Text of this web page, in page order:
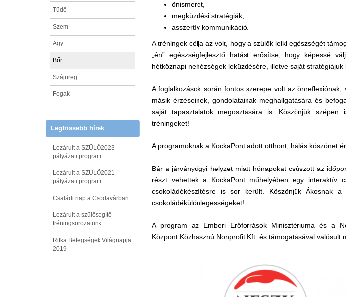
Tüdő
Szem
Agy
Bőr
Szájüreg
Fogak
Legfrissebb hírek
Lezárult a SZÜLŐ2023
pályázati program
Lezárult a SZÜLŐ2021
pályázati program
Családi nap a Csodavárban
Lezárult a szülősegítő
tréningsorozatunk
Ritka Betegségek Világnapja
2019
önismeret,
megküzdési stratégiák,
asszertív kommunikáció.
A tréningek célja az volt, hogy a szülők lelki egészségét
„én” egészségfejlesztő hatást erősítse, hogy képessé
hétköznapi nehézségek leküzdésére, illetve saját stratégiájuk
A foglalkozások során fontos szerepe volt az
másik érzéseinek, gondolatainak meghallgatására és
saját tapasztalatok megosztására is. Köszönjük
tréningeket!
A programoknak a KockaPont adott otthont, hálás köszönet
Bár a járványügyi helyzet miatt hónapokat csúszott az
részt vehettek a KockaPont műhelyében egy interaktív
csokoládékészítésre is sor került. Köszönjük Ákosnak
csokoládékülönlegességeket!
A program az Emberi Erőforrások Minisztériuma és a
Központ Közhasznú Nonprofit Kft. és támogatásával valósult